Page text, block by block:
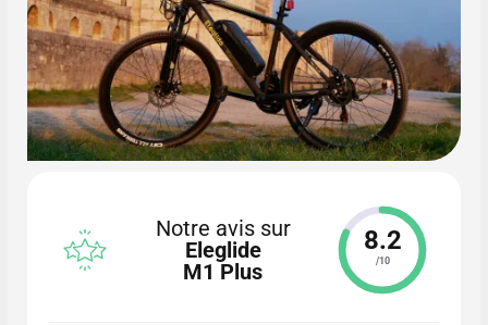
Notre avis sur
Eleglide
M1 Plus
8.2
/10